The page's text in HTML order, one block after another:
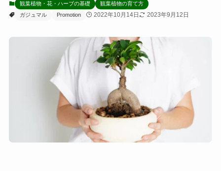
観葉植物・花・ハーブの基礎
観葉植物の育て方
ガジュマル
Promotion 2022年10月14日 2023年9月12日